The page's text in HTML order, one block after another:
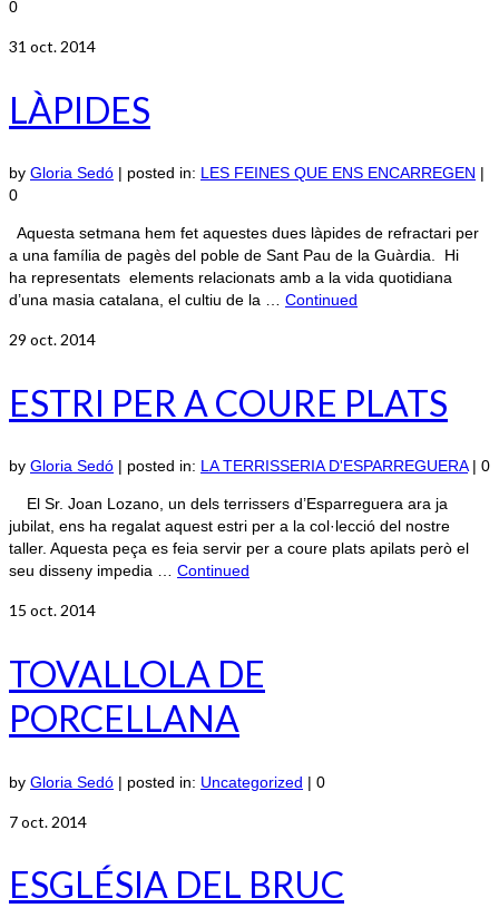
0
31 oct. 2014
LÀPIDES
by Gloria Sedó | posted in: LES FEINES QUE ENS ENCARREGEN |
0
Aquesta setmana hem fet aquestes dues làpides de refractari per
a una família de pagès del poble de Sant Pau de la Guàrdia. Hi
ha representats elements relacionats amb a la vida quotidiana
d’una masia catalana, el cultiu de la … Continued
29 oct. 2014
ESTRI PER A COURE PLATS
by Gloria Sedó | posted in: LA TERRISSERIA D'ESPARREGUERA | 0
El Sr. Joan Lozano, un dels terrissers d’Esparreguera ara ja
jubilat, ens ha regalat aquest estri per a la col·lecció del nostre
taller. Aquesta peça es feia servir per a coure plats apilats però el
seu disseny impedia … Continued
15 oct. 2014
TOVALLOLA DE
PORCELLANA
by Gloria Sedó | posted in: Uncategorized | 0
7oct. 2014
ESGLÉSIA DEL BRUC